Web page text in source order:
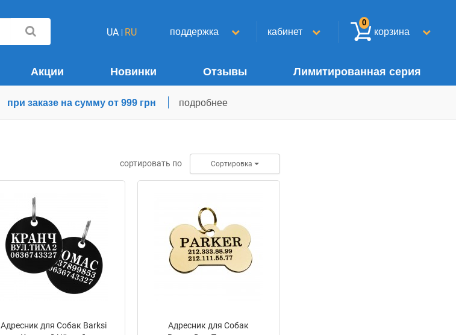
UA RU поддержка кабинет корзина
0
Акции Новинки Отзывы Лимитированная серия
при заказе на сумму от 999 грн подробнее
сортировать по Сортировка
Адресник для Собак Barksi
Адресник для Собак